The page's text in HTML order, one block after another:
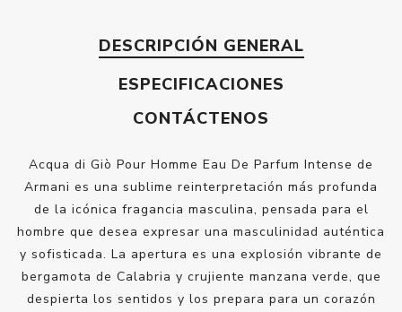
DESCRIPCIÓN GENERAL
ESPECIFICACIONES
CONTÁCTENOS
Acqua di Giò Pour Homme Eau De Parfum Intense de
Armani es una sublime reinterpretación más profunda
de la icónica fragancia masculina, pensada para el
hombre que desea expresar una masculinidad auténtica
y sofisticada. La apertura es una explosión vibrante de
bergamota de Calabria y crujiente manzana verde, que
despierta los sentidos y los prepara para un corazón